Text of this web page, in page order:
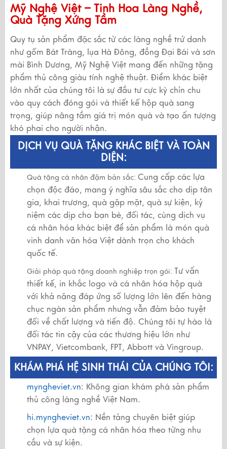
Mỹ Nghệ Việt – Tinh Hoa Làng Nghề,
Quà Tặng Xứng Tầm
Quy tụ sản phẩm đặc sắc từ các làng nghề trứ danh
như gốm Bát Tràng, lụa Hà Đông, đồng Đại Bái và sơn
mài Bình Dương, Mỹ Nghệ Việt mang đến những tặng
phẩm thủ công giàu tính nghệ thuật. Điểm khác biệt
lớn nhất của chúng tôi là sự đầu tư cực kỳ chỉn chu
vào quy cách đóng gói và thiết kế hộp quà sang
trọng, giúp nâng tầm giá trị món quà và tạo ấn tượng
khó phai cho người nhận.
DỊCH VỤ QUÀ TẶNG KHÁC BIỆT VÀ TOÀN
DIỆN:
Quà tặng cá nhân đậm bản sắc: Cung cấp các lựa
chọn độc đáo, mang ý nghĩa sâu sắc cho dịp tân
gia, khai trương, quà gặp mặt, quà sự kiện, kỷ
niệm các dịp cho bạn bè, đối tác, cùng dịch vụ
cá nhân hóa khác biệt để sản phẩm là món quà
vinh danh văn hóa Việt dành trọn cho khách
quốc tế.
Giải pháp quà tặng doanh nghiệp trọn gói: Tư vấn
thiết kế, in khắc logo và cá nhân hóa hộp quà
với khả năng đáp ứng số lượng lớn lên đến hàng
chục ngàn sản phẩm nhưng vẫn đảm bảo tuyệt
đối về chất lượng và tiến độ. Chúng tôi tự hào là
đối tác tin cậy của các thương hiệu lớn như
VNPAY, Vietcombank, FPT, Abbott và Vingroup.
KHÁM PHÁ HỆ SINH THÁI CỦA CHÚNG TÔI:
myngheviet.vn: Không gian khám phá sản phẩm
thủ công làng nghề Việt Nam.
hi.myngheviet.vn: Nền tảng chuyên biệt giúp
chọn lựa quà tặng cá nhân hóa theo từng nhu
cầu và sự kiện.